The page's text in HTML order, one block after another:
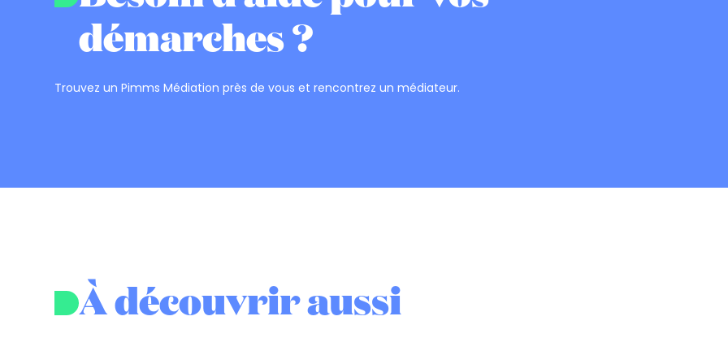
démarches ?
Trouvez un Pimms Médiation près de vous et rencontrez un médiateur.
À découvrir aussi